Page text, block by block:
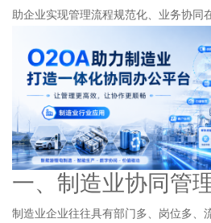
助企业实现管理流程规范化、业务协同
一、制造业协同管
制造业企业往往具有部门多、岗位多、